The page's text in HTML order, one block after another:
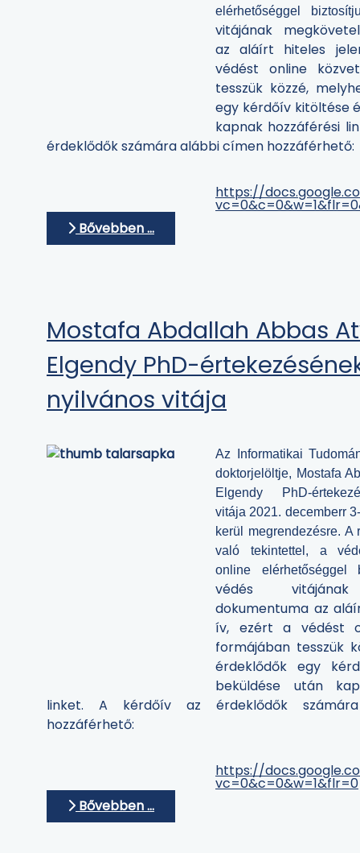
elérhetőséggel
vitájának
az aláírt hiteles
védést online
tesszük közzé,
egy kérdőív kitöltése
kapnak hozzáférési
érdeklődők számára alábbi címen hozzáférhető:
https://
Bővebben …
Mostafa Abdallah Abbas
Elgendy PhD-
nyilvános vitája
Az Informatikai
doktorjelöltje, Mostafa
Elgendy PhD-
vitája 2021. decemberr
kerül megrendezésre. A
való tekintettel, a
online elérhetőséggel
védés
dokumentuma az
ív, ezért a védést
formájában tesszük
érdeklődők egy
beküldése után
linket. A kérdőív az érdeklődők
hozzáférhető:
https://
vc=0&c=0&w=1&flr=0
Bővebben …